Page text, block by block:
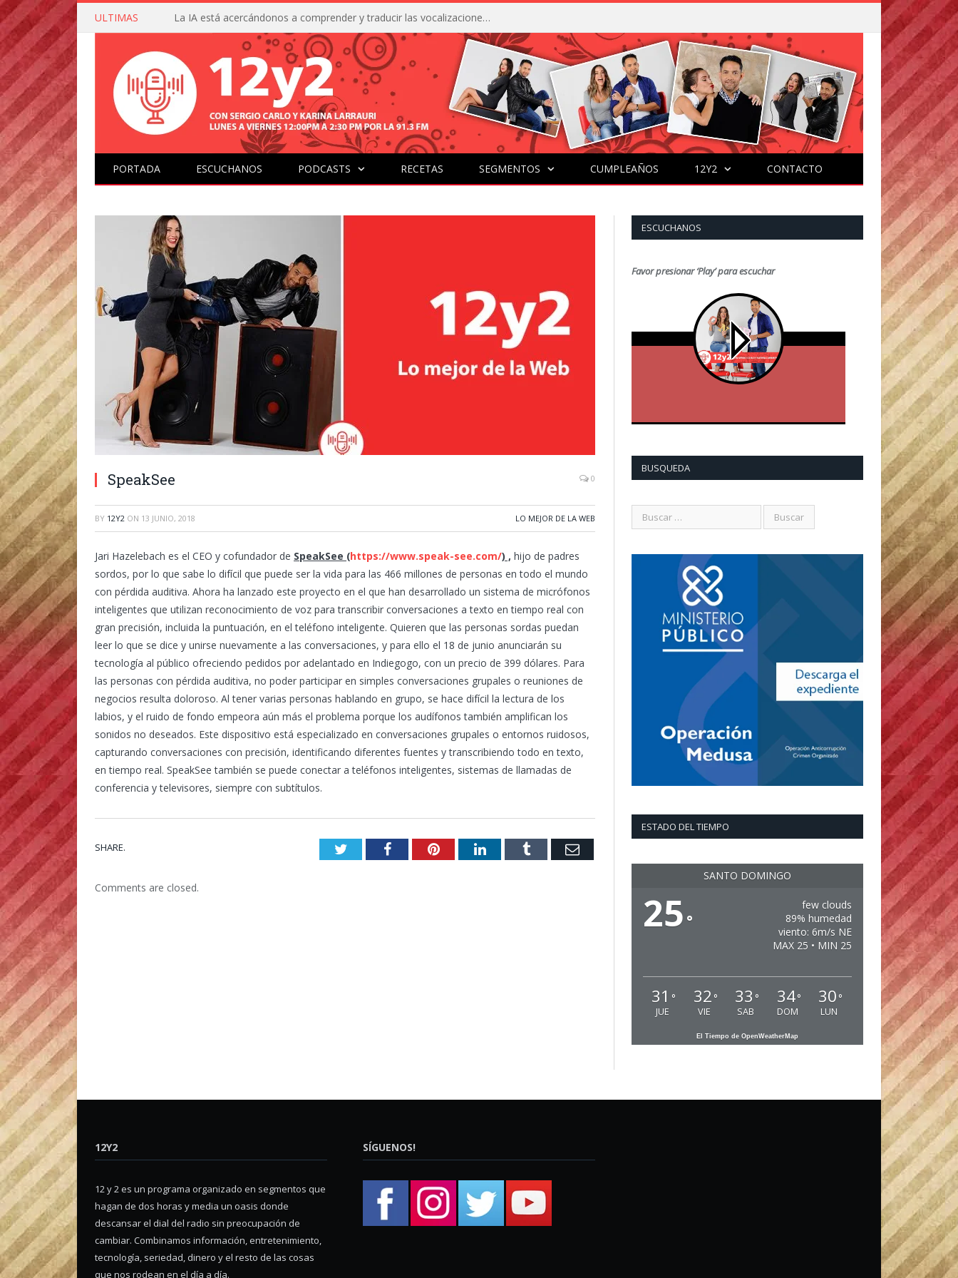
ULTIMAS La IA está acercándonos a comprender y traducir las vocalizaciones y comportamientos de nuestras mascotas
PORTADA ESCUCHANOS PODCASTS RECETAS SEGMENTOS CUMPLEAÑOS 12Y2 CONTACTO
SpeakSee 0
BY 12Y2 ON 13 JUNIO, 2018 LO MEJOR DE LA WEB
Jari Hazelebach es el CEO y cofundador de SpeakSee (https://www.speak-see.com/) , hijo de padres
sordos, por lo que sabe lo difícil que puede ser la vida para las 466 millones de personas en todo el mundo
con pérdida auditiva. Ahora ha lanzado este proyecto en el que han desarrollado un sistema de micrófonos
inteligentes que utilizan reconocimiento de voz para transcribir conversaciones a texto en tiempo real con
gran precisión, incluida la puntuación, en el teléfono inteligente. Quieren que las personas sordas puedan
leer lo que se dice y unirse nuevamente a las conversaciones, y para ello el 18 de junio anunciarán su
tecnología al público ofreciendo pedidos por adelantado en Indiegogo, con un precio de 399 dólares. Para
las personas con pérdida auditiva, no poder participar en simples conversaciones grupales o reuniones de
negocios resulta doloroso. Al tener varias personas hablando en grupo, se hace difícil la lectura de los
labios, y el ruido de fondo empeora aún más el problema porque los audífonos también amplifican los
sonidos no deseados. Este dispositivo está especializado en conversaciones grupales o entornos ruidosos,
capturando conversaciones con precisión, identificando diferentes fuentes y transcribiendo todo en texto,
en tiempo real. SpeakSee también se puede conectar a teléfonos inteligentes, sistemas de llamadas de
conferencia y televisores, siempre con subtítulos.
SHARE. TwitterFacebookPinterestLinkedInTumblr Email
Comments are closed.
ESCUCHANOS
Favor presionar ‘Play’ para escuchar
BUSQUEDA
ESTADO DEL TIEMPO
SANTO DOMINGO
25 °
few clouds
89% humedad
viento: 6m/s NE
MAX 25 • MIN 25
31 °
JUE
32 °
VIE
33 °
SAB
34°
DOM
30 °
LUN
El Tiempo de OpenWeatherMap
12Y2
12 y 2 es un programa organizado en segmentos que
hagan de dos horas y media un oasis donde
descansar el dial del radio sin preocupación de
cambiar. Combinamos información, entretenimiento,
tecnología, seriedad, dinero y el resto de las cosas
que nos rodean en el día a día.
SÍGUENOS!